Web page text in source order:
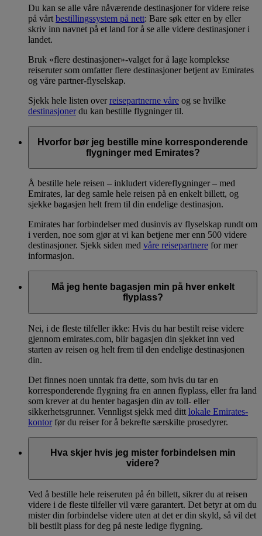
Du kan se alle våre nåværende destinasjoner for videre reise
på vårt bestillingssystem på nett: Bare søk etter en by eller
skriv inn navnet på et land for å se alle videre destinasjoner i
landet.
Bruk «flere destinasjoner»-valget for å lage komplekse
reiseruter som omfatter flere destinasjoner betjent av Emirates
og våre partner-flyselskap.
Sjekk hele listen overreisepartnerne våre og se hvilke
destinasjonerdu kan bestille flygninger til.
Hvorfor bør jeg bestille mine korresponderende
flygninger med Emirates?
Å bestille hele reisen – inkludert videreflygninger – med
Emirates, lar deg samle hele reisen på en enkelt billett, og
sjekke bagasjen helt frem til din endelige destinasjon.
Emirates har forbindelser med dusinvis av flyselskap rundt om
i verden, noe som gjør at vi kan betjene mer enn 500 videre
destinasjoner. Sjekk siden med våre reisepartnere for mer
informasjon.
Må jeg hente bagasjen min på hver enkelt
flyplass?
Nei, i de fleste tilfeller ikke: Hvis du har bestilt reise videre
gjennom emirates.com, blir bagasjen din sjekket inn ved
starten av reisen og helt frem til den endelige destinasjonen
din.
Det finnes noen unntak fra dette, som hvis du tar en
korresponderende flygning fra en annen flyplass, eller fra land
som krever at du henter bagasjen din av toll- eller
sikkerhetsgrunner. Vennligst sjekk med ditt lokale Emirates-
kontorfør du reiser for å bekrefte særskilte prosedyrer.
Hva skjer hvis jeg mister forbindelsen min
videre?
Ved å bestille hele reiseruten på én billett, sikrer du at reisen
videre i de fleste tilfeller vil være garantert. Det betyr at om du
mister din forbindelse videre uten at det er din skyld, så vil det
bli bestilt plass for deg på neste ledige flygning.